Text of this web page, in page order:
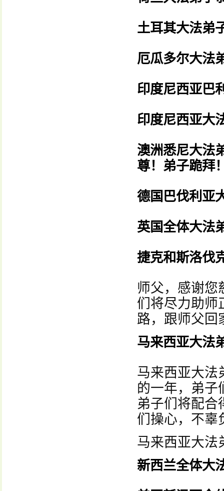
土耳其大法弟
厄瓜多尔大法
印度尼西亚巴
印度尼西亚大
澳洲悉尼大法
尊！弟子跪拜
德国巴伐利亚
英国全体大法
捷克和斯洛伐
师父，感谢您
们将尽力助师
路，跟师父回
马来西亚大法
马来西亚大法
的一年，弟子
弟子们将配合
们操心，不辜
马来西亚大法
新西兰全体大